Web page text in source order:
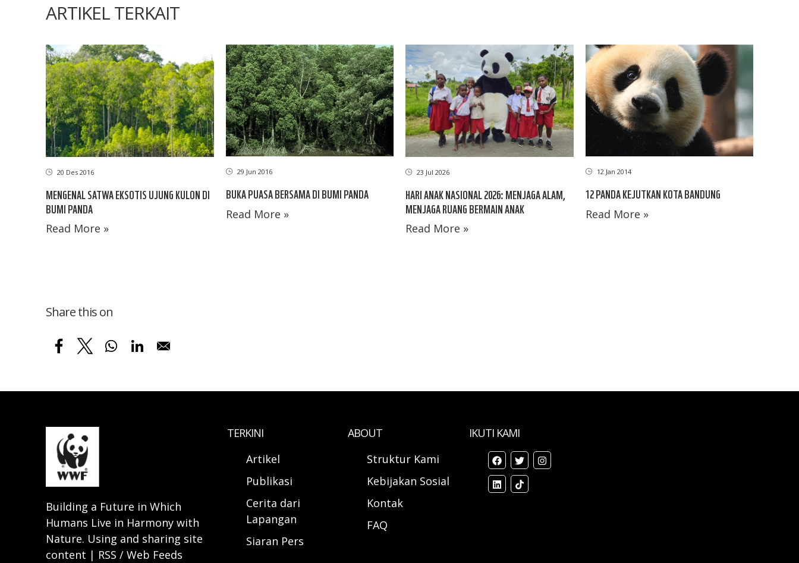
ARTIKEL TERKAIT
20 Des 2016
MENGENAL SATWA EKSOTIS UJUNG KULON DI
BUMI PANDA
Read More »
29 Jun 2016
BUKA PUASA BERSAMA DI BUMI PANDA
Read More »
23 Jul 2026
HARI ANAK NASIONAL 2026: MENJAGA ALAM,
MENJAGA RUANG BERMAIN ANAK
Read More »
12 Jan 2014
12 PANDA KEJUTKAN KOTA BANDUNG
Read More »
Share this on
Building a Future in Which
Humans Live in Harmony with
Nature. Using and sharing site
content | RSS / Web Feeds
TERKINI
Artikel
Publikasi
Cerita dari
Lapangan
Siaran Pers
ABOUT
Struktur Kami
Kebijakan Sosial
Kontak
FAQ
IKUTI KAMI